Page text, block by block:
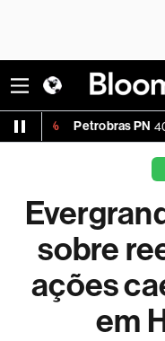
PN 40.87 -
sobre
ações
em